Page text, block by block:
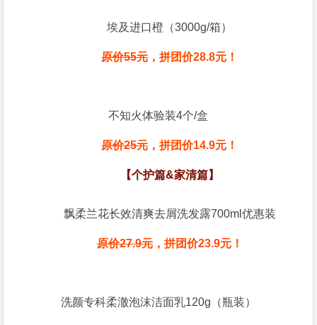
埃及进口橙（3000g/箱）
原价55元，拼团价28.8元！
不知火体验装4个/盒
原价25元，拼团价14.9元！
【个护篇&家清篇】
飘柔兰花长效清爽去屑洗发露700ml优惠装
原价27.9元，拼团价23.9元！
洗颜专科柔澈泡沫洁面乳120g（瓶装）